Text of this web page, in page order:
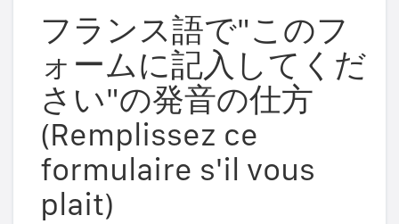
フランス語で"このフ
ォームに記入してくだ
さい"の発音の仕方
(Remplissez ce
formulaire s'il vous
plait)